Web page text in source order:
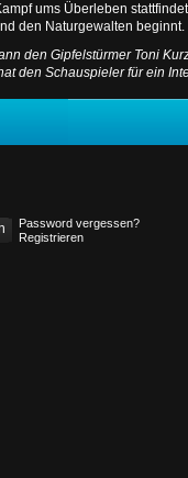
ums Überleben
den Naturgewalten beginnt.
den Gipfelstürmer Toni
den Schauspieler für ein
Password vergessen?
Registrieren